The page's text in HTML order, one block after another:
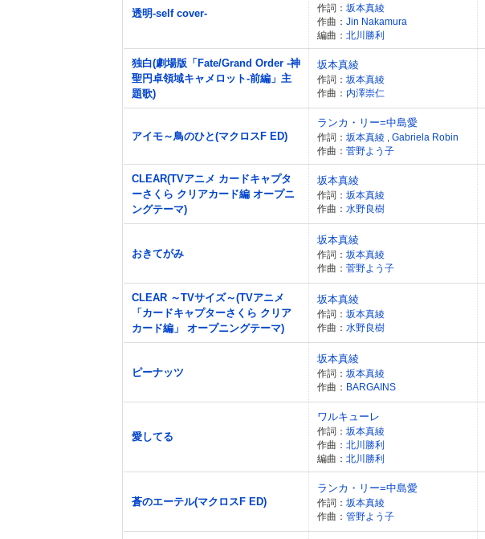
透明-self cover- 作詞： 坂本真綾
作曲： Jin Nakamura
編曲： 北川勝利
独白(劇場版「Fate/Grand Order -神
聖円卓領域キャメロット-前編」主
題歌)
坂本真綾
作詞： 坂本真綾
作曲： 内澤崇仁
アイモ～鳥のひと(マクロスF ED)
ランカ・リー=中島愛
作詞： 坂本真綾
Gabriela Robin
作曲： 菅野よう子
CLEAR(TVアニメ カードキャプタ
ーさくら クリアカード編 オープニ
ングテーマ)
坂本真綾
作詞： 坂本真綾
作曲： 水野良樹
おきてがみ
坂本真綾
作詞： 坂本真綾
作曲： 菅野よう子
CLEAR ～TVサイズ～(TVアニメ
「カードキャプターさくら クリア
カード編」 オープニングテーマ)
坂本真綾
作詞： 坂本真綾
作曲： 水野良樹
ピーナッツ
坂本真綾
作詞： 坂本真綾
作曲： BARGAINS
愛してる
ワルキューレ
作詞： 坂本真綾
作曲： 北川勝利
編曲： 北川勝利
蒼のエーテル(マクロスF ED)
ランカ・リー=中島愛
作詞： 坂本真綾
作曲： 管野よう子